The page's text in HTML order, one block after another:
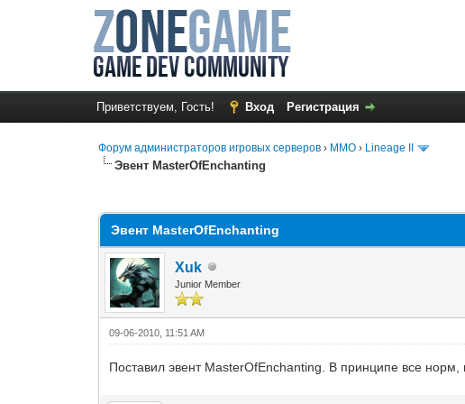
Приветствуем, Гость! Вход Регистрация
Форум администраторов игровых серверов › MMO › Lineage II
Эвент MasterOfEnchanting
Эвент MasterOfEnchanting
Xuk
Junior Member
09-06-2010, 11:51 AM
Поставил эвент MasterOfEnchanting. В принципе все